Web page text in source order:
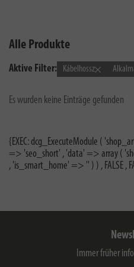
Alle Produkte
Aktive Filter: Kábelhossz
Es wurden keine Einträge gefunden
{EXEC: dcg_ExecuteModule (
=> 'seo_short' , 'data' => array (
, 'is_smart_home' => '' ) ) , FALSE ,
Immer früher